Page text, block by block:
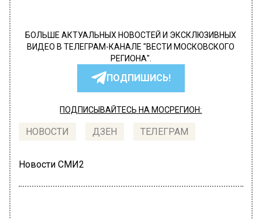
БОЛЬШЕ АКТУАЛЬНЫХ НОВОСТЕЙ И ЭКСКЛЮЗИВНЫХ
ВИДЕО В ТЕЛЕГРАМ-КАНАЛЕ "ВЕСТИ МОСКОВСКОГО
РЕГИОНА".
ПОДПИШИСЬ!
ПОДПИСЫВАЙТЕСЬ НА МОСРЕГИОН:
НОВОСТИ ДЗЕН ТЕЛЕГРАМ
Новости СМИ2